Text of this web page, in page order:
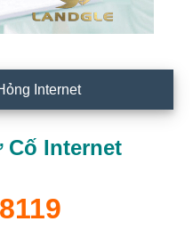
Internet
Cố Internet